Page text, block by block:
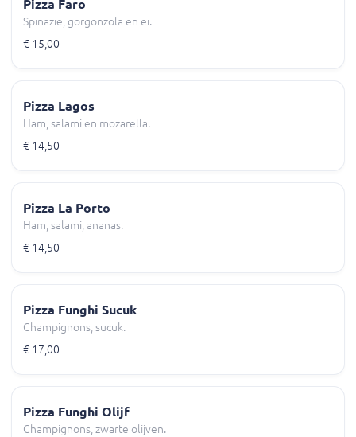
Pizza Faro
Spinazie, gorgonzola en ei.
€ 15,00
Pizza Lagos
Ham, salami en mozarella.
€ 14,50
Pizza La Porto
Ham, salami, ananas.
€ 14,50
Pizza Funghi Sucuk
Champignons, sucuk.
€ 17,00
Pizza Funghi Olijf
Champignons, zwarte olijven.